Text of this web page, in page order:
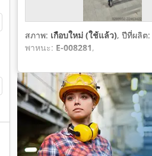
สภาพ: เกือบใหม่ (ใช้แล้ว), ปีที่ผลิต:
พาหนะ: E-008281,